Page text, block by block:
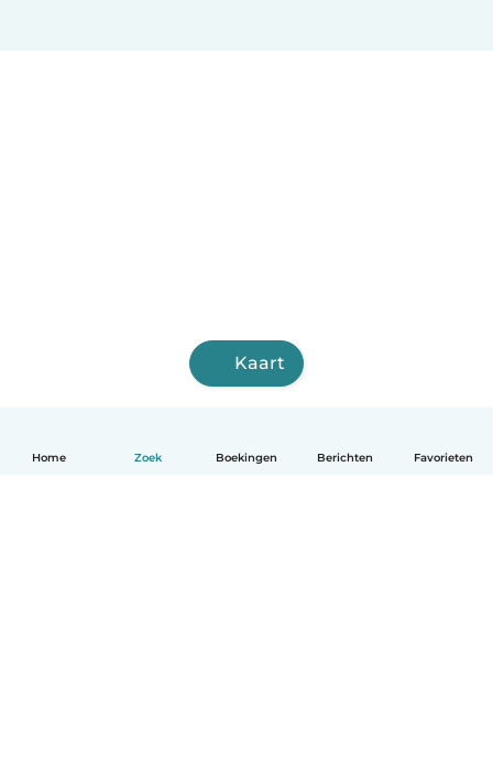
Home Zoek Boekingen Berichten Favorieten
Kaart